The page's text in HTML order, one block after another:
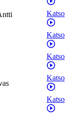
Katso
Katso
Katso
Katso
Katso